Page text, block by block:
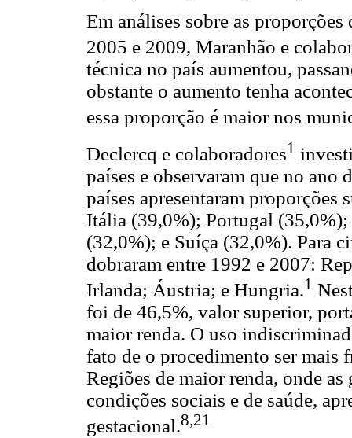
Em análises sobre as
2005 e 2009, Maranhão e
técnica no país aumentou,
obstante o aumento tenha
essa proporção é maior nos
Declercq e colaboradores1
países e observaram que no ano
países apresentaram
Itália (39,0%); Portugal
(32,0%); e Suíça (32,0%). Para
dobraram entre 1992 e 2007:
Irlanda; Áustria; e Hungria.1
foi de 46,5%, valor superior,
maior renda. O uso
fato de o procedimento ser mais
Regiões de maior renda, onde as
condições sociais e de saúde,
gestacional.8,21